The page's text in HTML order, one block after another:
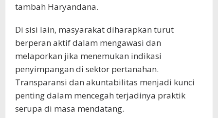
tambah Haryandana.
Di sisi lain, masyarakat diharapkan turut
berperan aktif dalam mengawasi dan
melaporkan jika menemukan indikasi
penyimpangan di sektor pertanahan.
Transparansi dan akuntabilitas menjadi kunci
penting dalam mencegah terjadinya praktik
serupa di masa mendatang.